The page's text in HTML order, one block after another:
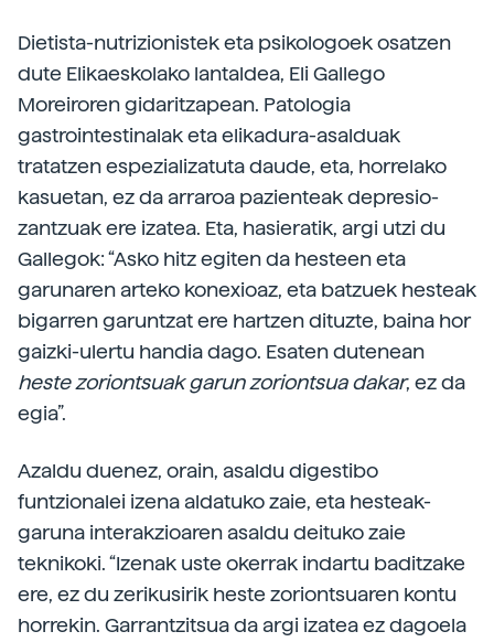
Dietista-nutrizionistek eta psikologoek osatzen
dute Elikaeskolako lantaldea, Eli Gallego
Moreiroren gidaritzapean. Patologia
gastrointestinalak eta elikadura-asalduak
tratatzen espezializatuta daude, eta, horrelako
kasuetan, ez da arraroa pazienteak depresio-
zantzuak ere izatea. Eta, hasieratik, argi utzi du
Gallegok: “Asko hitz egiten da hesteen eta
garunaren arteko konexioaz, eta batzuek hesteak
bigarren garuntzat ere hartzen dituzte, baina hor
gaizki-ulertu handia dago. Esaten dutenean
heste zoriontsuak garun zoriontsua dakar, ez da
egia”.
Azaldu duenez, orain, asaldu digestibo
funtzionalei izena aldatuko zaie, eta hesteak-
garuna interakzioaren asaldu deituko zaie
teknikoki. “Izenak uste okerrak indartu baditzake
ere, ez du zerikusirik heste zoriontsuaren kontu
horrekin. Garrantzitsua da argi izatea ez dagoela